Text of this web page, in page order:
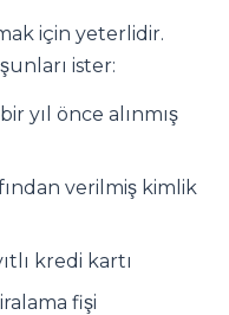
için yeterlidir.
ister:
yıl önce alınmış
verilmiş kimlik
kredi kartı
fişi